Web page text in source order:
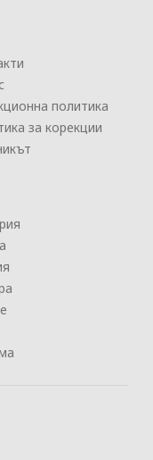
политика
за корекции